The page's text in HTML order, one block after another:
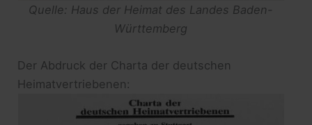
Quelle: Haus der Heimat des Landes Baden-
Württemberg
Der Abdruck der Charta der deutschen
Heimatvertriebenen: